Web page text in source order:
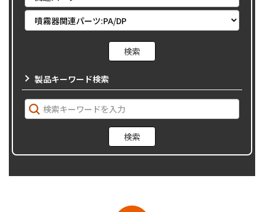
製品キーワード検索